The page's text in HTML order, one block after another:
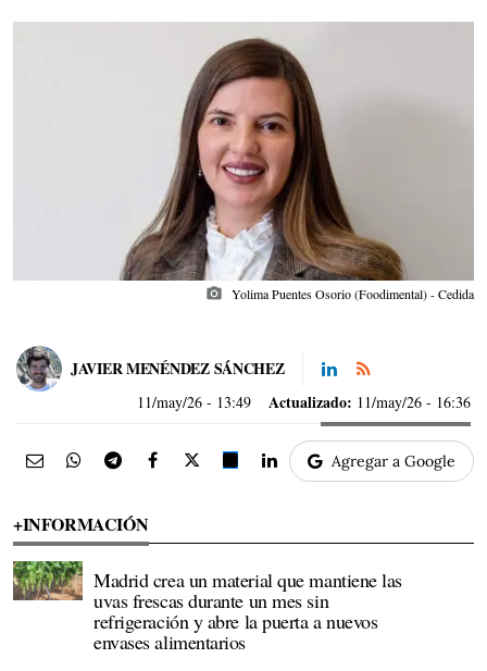
photo_camera Yolima Puentes Osorio (Foodimental) - Cedida
JAVIER MENÉNDEZ SÁNCHEZ
11/may/26 - 13:49 Actualizado: 11/may/26 - 16:36
Agregar a Google
+INFORMACIÓN
Madrid crea un material que mantiene las
uvas frescas durante un mes sin
refrigeración y abre la puerta a nuevos
envases alimentarios